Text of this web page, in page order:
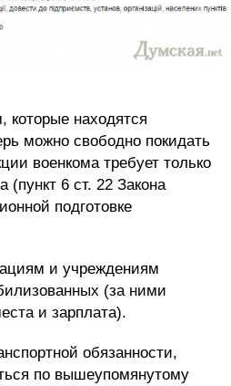
которые находятся
можно свободно покидать
военкома требует только
(пункт 6 ст. 22 Закона
подготовке
и учреждениям
(за ними
и зарплата).
обязанности,
по вышеупомянутому